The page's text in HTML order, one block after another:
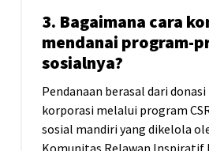
3. Bagaimana cara
mendanai program-
sosialnya?
Pendanaan berasal dari
korporasi melalui program
sosial mandiri yang dikelola
Komunitas Relawan Inspiratif